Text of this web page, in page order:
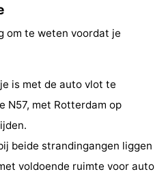
om te weten voordat je
is met de auto vlot te
N57, met Rotterdam op
beide strandingangen liggen
voldoende ruimte voor auto